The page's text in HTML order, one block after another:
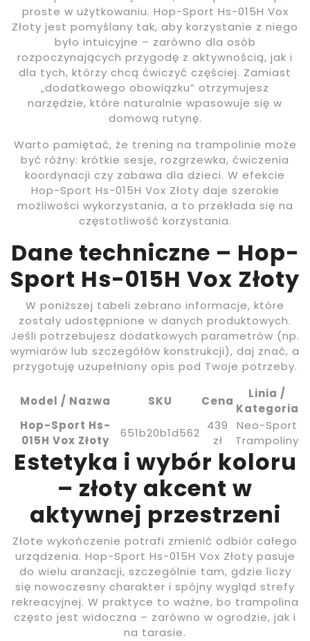
proste w użytkowaniu. Hop-Sport Hs-015H Vox
Złoty jest pomyślany tak, aby korzystanie z niego
było intuicyjne – zarówno dla osób
rozpoczynających przygodę z aktywnością, jak i
dla tych, którzy chcą ćwiczyć częściej. Zamiast
„dodatkowego obowiązku” otrzymujesz
narzędzie, które naturalnie wpasowuje się w
domową rutynę.
Warto pamiętać, że trening na trampolinie może
być różny: krótkie sesje, rozgrzewka, ćwiczenia
koordynacji czy zabawa dla dzieci. W efekcie
Hop-Sport Hs-015H Vox Złoty daje szerokie
możliwości wykorzystania, a to przekłada się na
częstotliwość korzystania.
Dane techniczne – Hop-
Sport Hs-015H Vox Złoty
W poniższej tabeli zebrano informacje, które
zostały udostępnione w danych produktowych.
Jeśli potrzebujesz dodatkowych parametrów (np.
wymiarów lub szczegółów konstrukcji), daj znać, a
przygotuję uzupełniony opis pod Twoje potrzeby.
Model / Nazwa SKU Cena
Linia /
Kategoria
Hop-Sport Hs-
015H Vox Złoty
651b20b1d562
439
zł
Neo-Sport
Trampoliny
Estetyka i wybór koloru
– złoty akcent w
aktywnej przestrzeni
Złote wykończenie potrafi zmienić odbiór całego
urządzenia. Hop-Sport Hs-015H Vox Złoty pasuje
do wielu aranżacji, szczególnie tam, gdzie liczy
się nowoczesny charakter i spójny wygląd strefy
rekreacyjnej. W praktyce to ważne, bo trampolina
często jest widoczna – zarówno w ogrodzie, jak i
na tarasie.